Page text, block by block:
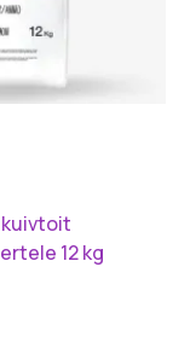
kuivtoit
12 kg